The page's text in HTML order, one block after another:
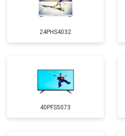
24PHS4032
40PFS5073